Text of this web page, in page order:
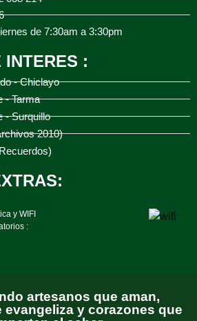
de 7:30am a 3:30pm
INTERES :
- Chiclayo
- Tarma
- Surquillo
2010)
y WIFI
:
artesanos que aman,
y corazones que